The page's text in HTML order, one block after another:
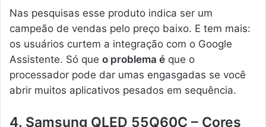
Nas pesquisas esse produto indica ser um
campeão de vendas pelo preço baixo. E tem mais:
os usuários curtem a integração com o Google
Assistente. Só que o problema é que o
processador pode dar umas engasgadas se você
abrir muitos aplicativos pesados em sequência.
4. Samsung QLED 55Q60C – Cores